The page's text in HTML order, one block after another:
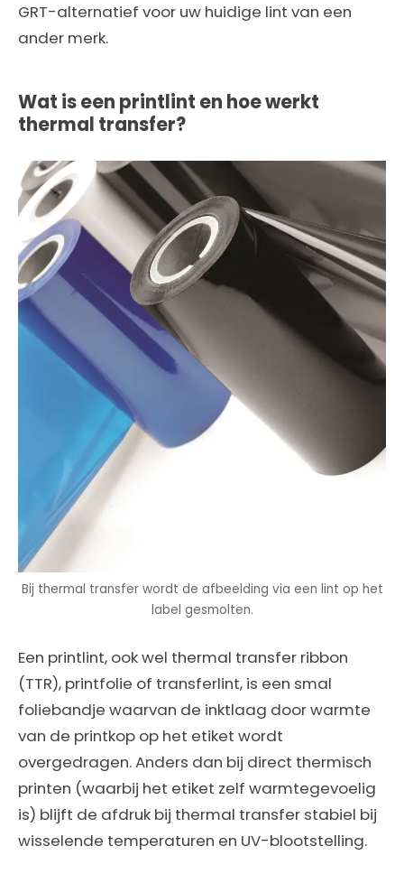
GRT-alternatief voor uw huidige lint van een
ander merk.
Wat is een printlint en hoe werkt
thermal transfer?
Bij thermal transfer wordt de afbeelding via een lint op het
label gesmolten.
Een printlint, ook wel thermal transfer ribbon
(TTR), printfolie of transferlint, is een smal
foliebandje waarvan de inktlaag door warmte
van de printkop op het etiket wordt
overgedragen. Anders dan bij direct thermisch
printen (waarbij het etiket zelf warmtegevoelig
is) blijft de afdruk bij thermal transfer stabiel bij
wisselende temperaturen en UV-blootstelling.